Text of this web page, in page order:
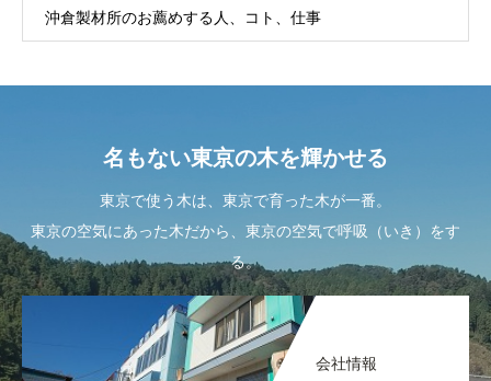
沖倉製材所のお薦めする人、コト、仕事
名もない東京の木を輝かせる
東京で使う木は、東京で育った木が一番。
東京の空気にあった木だから、東京の空気で呼吸（いき）をす
る。
会社情報